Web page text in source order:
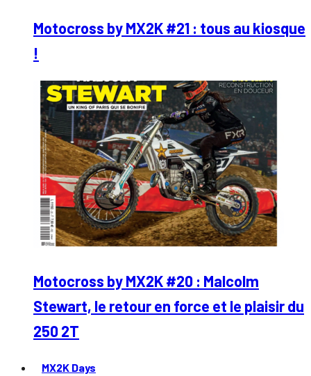
Motocross by MX2K #21 : tous au kiosque
!
Motocross by MX2K #20 : Malcolm
Stewart, le retour en force et le plaisir du
250 2T
MX2K Days